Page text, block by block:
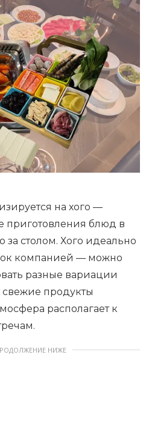
на хого —
приготовления блюд в
столом. Хого идеально
компанией — можно
разные вариации
продукты
располагает к
НИЖЕ